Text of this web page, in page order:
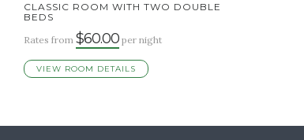
CLASSIC ROOM WITH TWO DOUBLE
BEDS
Rates from$60.00 per night
VIEW ROOM DETAILS